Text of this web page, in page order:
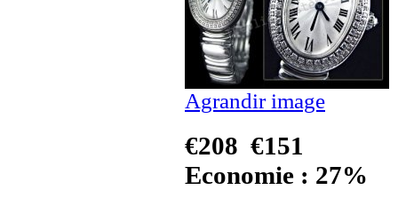
Agrandir image
€208 €151
Economie : 27%